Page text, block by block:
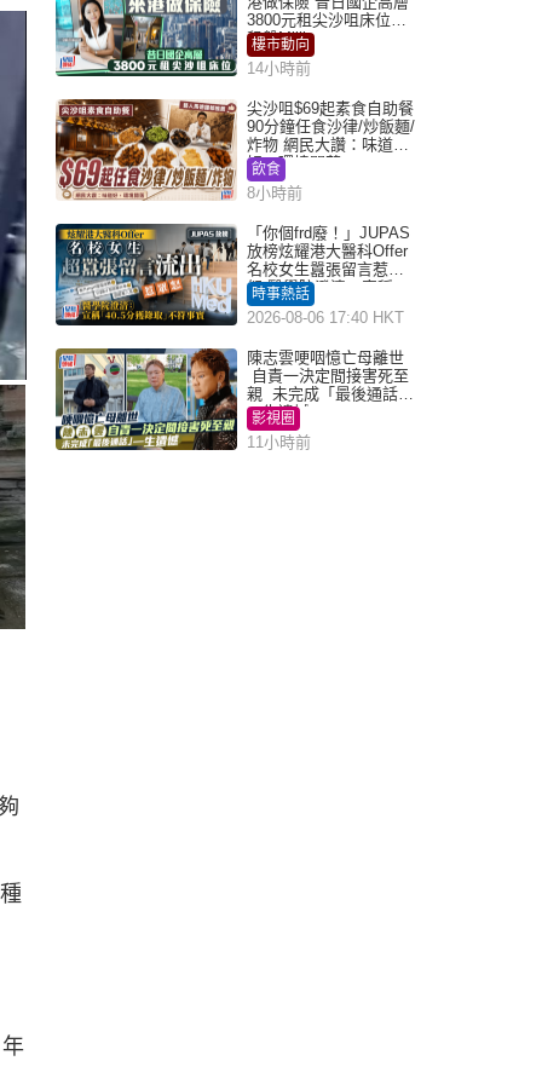
3800元租尖沙咀床位｜
租盤Million
樓市動向
14小時前
尖沙咀$69起素食自助餐
90分鐘任食沙律/炒飯麵/
炸物 網民大讚：味道
好，環境闊落
飲食
8小時前
「你個frd廢！」JUPAS
放榜炫耀港大醫科Offer
名校女生囂張留言惹眾
怒 醫學院澄清：宣稱
「40.5分獲錄取」不符事
實｜Juicy叮
時事熱話
2026-08-06 17:40 HKT
陳志雲哽咽憶亡母離世
自責一決定間接害死至
親 未完成「最後通話」
一生遺憾
影視圈
11小時前